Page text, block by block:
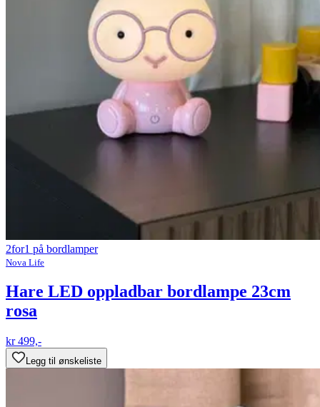
2for1 på bordlamper
Nova Life
Hare LED oppladbar bordlampe 23cm
rosa
kr 499,-
Legg til ønskeliste